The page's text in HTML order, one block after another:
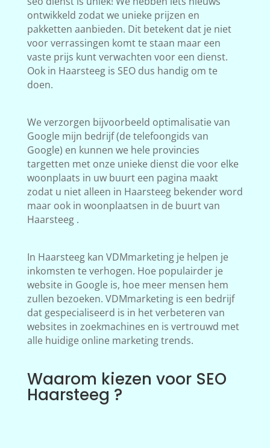
ontwikkeld zodat we unieke prijzen en
pakketten aanbieden. Dit betekent dat je niet
voor verrassingen komt te staan maar een
vaste prijs kunt verwachten voor een dienst.
Ook in Haarsteeg is SEO dus handig om te
doen.
We verzorgen bijvoorbeeld optimalisatie van
Google mijn bedrijf (de telefoongids van
Google) en kunnen we hele provincies
targetten met onze unieke dienst die voor elke
woonplaats in uw buurt een pagina maakt
zodat u niet alleen in Haarsteeg bekender word
maar ook in woonplaatsen in de buurt van
Haarsteeg .
In Haarsteeg kan VDMmarketing je helpen je
inkomsten te verhogen. Hoe populairder je
website in Google is, hoe meer mensen hem
zullen bezoeken. VDMmarketing is een bedrijf
dat gespecialiseerd is in het verbeteren van
websites in zoekmachines en is vertrouwd met
alle huidige online marketing trends.
Waarom kiezen voor SEO
Haarsteeg ?